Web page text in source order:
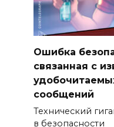
Ошибка
связанная с
сообщений
Технический
в безопасности